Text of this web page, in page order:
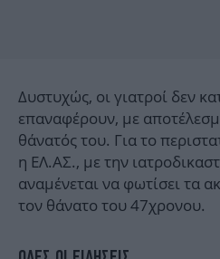
Δυστυχώς, οι γιατροί δεν
επαναφέρουν, με
θάνατός του. Για το
η ΕΛ.ΑΣ., με την
αναμένεται να φωτίσει τα
τον θάνατο του 47χρονου.